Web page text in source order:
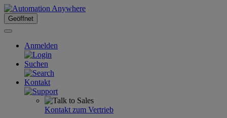
Geöffnet
Anmelden
Suchen
Kontakt
Kontakt zum Vertrieb